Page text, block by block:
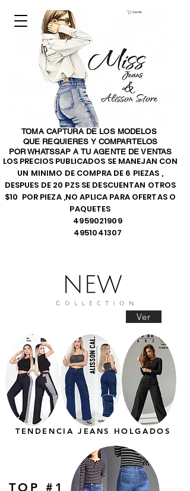
LOS PRECIOS PUBLICADOS SE MANEJAN CON
UN MINIMO DE COMPRA DE 6 PIEZAS ,
DESPUES DE 20 PZS SE DESCUENTAN OTROS
$10 POR PIEZA ,NO APLICA PARA OFERTAS O
PAQUETES
4959021909
4951041307
Ver
TOMA CAPTURA DE LOS MODELOS
QUE REQUIERES Y COMPARTELOS
POR WHATSSAP A TU AGENTE DE VENTAS
Carrito
TENDENCIA JEANS HOLGADOS
TOP #1